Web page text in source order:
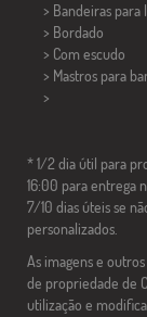
> Bandeiras para
> Bordado
> Com escudo
> Mastros para
>
* 1/2 dia útil para
16:00 para entrega
7/10 dias úteis se
personalizados.
As imagens e
de propriedade de
utilização e